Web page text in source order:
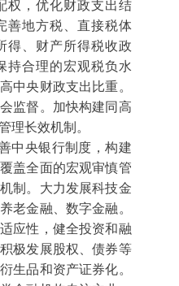
权，优化财政支出结
善地方税、直接税体
得、财产所得税收政
持合理的宏观税负水
中央财政支出比重。
监督。加快构建同高
理长效机制。
中央银行制度，构建
盖全面的宏观审慎管
制。大力发展科技金
老金融、数字金融。
应性，健全投资和融
极发展股权、债券等
生品和资产证券化。